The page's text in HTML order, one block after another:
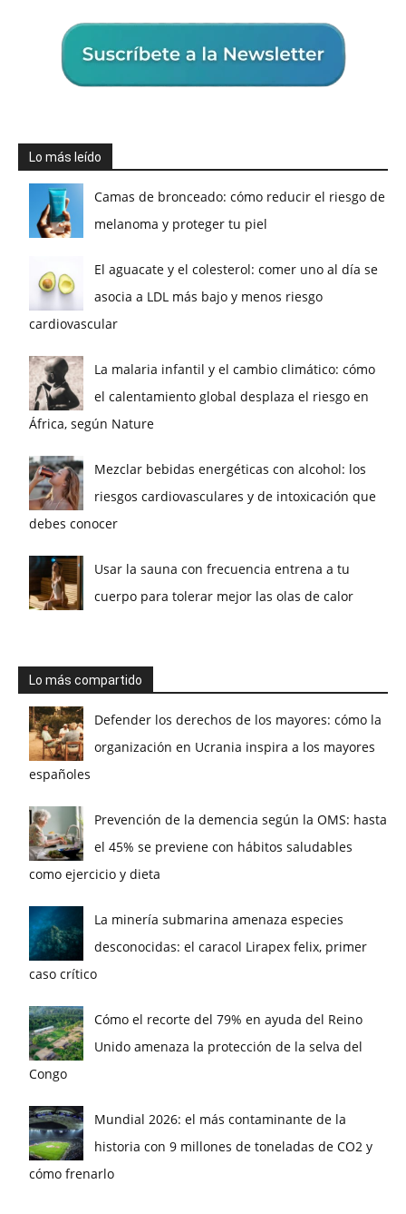
Lo más leído
Camas de bronceado: cómo reducir el riesgo de
melanoma y proteger tu piel
El aguacate y el colesterol: comer uno al día se
asocia a LDL más bajo y menos riesgo
cardiovascular
La malaria infantil y el cambio climático: cómo
el calentamiento global desplaza el riesgo en
África, según Nature
Mezclar bebidas energéticas con alcohol: los
riesgos cardiovasculares y de intoxicación que
debes conocer
Usar la sauna con frecuencia entrena a tu
cuerpo para tolerar mejor las olas de calor
Lo más compartido
Defender los derechos de los mayores: cómo la
organización en Ucrania inspira a los mayores
españoles
Prevención de la demencia según la OMS: hasta
el 45% se previene con hábitos saludables
como ejercicio y dieta
La minería submarina amenaza especies
desconocidas: el caracol Lirapex felix, primer
caso crítico
Cómo el recorte del 79% en ayuda del Reino
Unido amenaza la protección de la selva del
Congo
Mundial 2026: el más contaminante de la
historia con 9 millones de toneladas de CO2 y
cómo frenarlo